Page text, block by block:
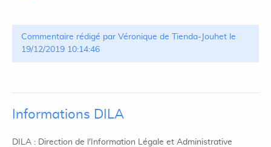
Commentaire rédigé par Véronique de Tienda-Jouhet le
19/12/2019 10:14:46
Informations DILA
DILA : Direction de l'Information Légale et Administrative